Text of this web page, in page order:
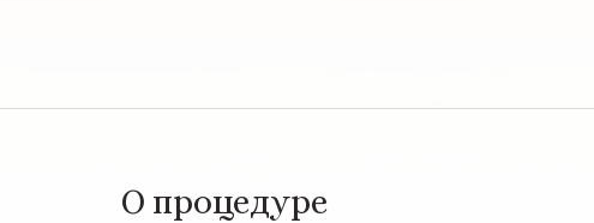
О процедуре